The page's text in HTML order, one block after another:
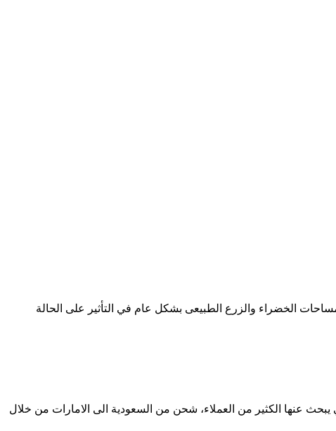
الخضراء والزرع الطبيعى بشكل عام في التأثير على الحالة
عنها الكثير من العملاء، شحن من السعودية الى الامارات من خلال